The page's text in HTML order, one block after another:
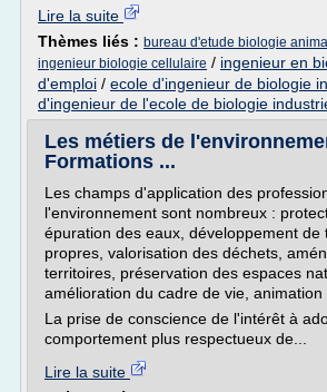
Lire la suite
Thèmes liés : bureau d'etude biologie
ingenieur biologie cellulaire / ingenieur en
d'emploi / ecole d'ingenieur de biologie
d'ingenieur de l'ecole de biologie
Les métiers de
Formations ...
Les champs d'application des
l'environnement sont nombreux :
épuration des eaux, développement de
propres, valorisation des déchets,
territoires, préservation des espaces
amélioration du cadre de vie, animation
La prise de conscience de l'intérêt à
comportement plus respectueux de...
Lire la suite